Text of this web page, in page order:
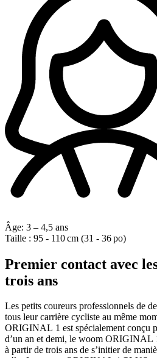
Âge: 3 – 4,5 ans
Taille : 95 - 110 cm (31 - 36 po)
Premier contact avec
trois ans
Les petits coureurs professionnels de
tous leur carrière cycliste au même
ORIGINAL 1 est spécialement conçu
d’un an et demi, le woom ORIGINAL
à partir de trois ans de s’initier de